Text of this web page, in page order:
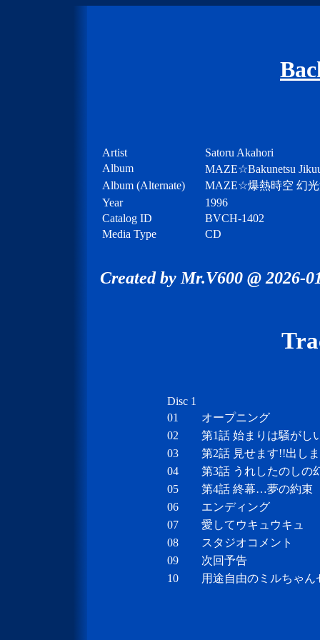
Artist
Satoru Akahori
Album
MAZE☆Bakunetsu
Album (Alternate)
MAZE☆爆熱時空 幻
Year
1996
Catalog ID
BVCH-1402
Media Type
CD
Created by Mr.V600 @ 2026-
Disc 1
01
オープニング
02
第1話 始まりは騒がし
03
第2話 見せます!!出し
04
第3話 うれしたのしの
05
第4話 終幕…夢の約束
06
エンディング
07
愛してウキュウキュ
08
スタジオコメント
09
次回予告
10
用途自由のミルちゃん